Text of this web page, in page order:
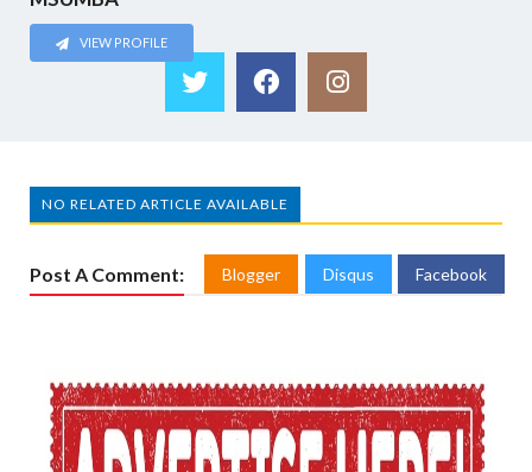
VIEW PROFILE
NO RELATED ARTICLE AVAILABLE
Post A Comment: Blogger Disqus Facebook